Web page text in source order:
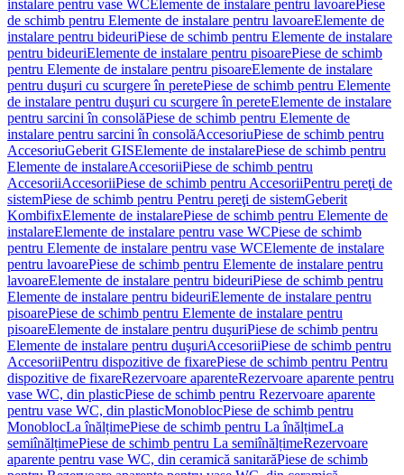
instalare pentru vase WCElemente de instalare pentru lavoarePiese
de schimb pentru Elemente de instalare pentru lavoareElemente de
instalare pentru bideuriPiese de schimb pentru Elemente de instalare
pentru bideuriElemente de instalare pentru pisoarePiese de schimb
pentru Elemente de instalare pentru pisoareElemente de instalare
pentru duşuri cu scurgere în peretePiese de schimb pentru Elemente
de instalare pentru duşuri cu scurgere în pereteElemente de instalare
pentru sarcini în consolăPiese de schimb pentru Elemente de
instalare pentru sarcini în consolăAccesoriuPiese de schimb pentru
AccesoriuGeberit GISElemente de instalarePiese de schimb pentru
Elemente de instalareAccesoriiPiese de schimb pentru
AccesoriiAccesoriiPiese de schimb pentru AccesoriiPentru pereţi de
sistemPiese de schimb pentru Pentru pereţi de sistemGeberit
KombifixElemente de instalarePiese de schimb pentru Elemente de
instalareElemente de instalare pentru vase WCPiese de schimb
pentru Elemente de instalare pentru vase WCElemente de instalare
pentru lavoarePiese de schimb pentru Elemente de instalare pentru
lavoareElemente de instalare pentru bideuriPiese de schimb pentru
Elemente de instalare pentru bideuriElemente de instalare pentru
pisoarePiese de schimb pentru Elemente de instalare pentru
pisoareElemente de instalare pentru duşuriPiese de schimb pentru
Elemente de instalare pentru duşuriAccesoriiPiese de schimb pentru
AccesoriiPentru dispozitive de fixarePiese de schimb pentru Pentru
dispozitive de fixareRezervoare aparenteRezervoare aparente pentru
vase WC, din plasticPiese de schimb pentru Rezervoare aparente
pentru vase WC, din plasticMonoblocPiese de schimb pentru
MonoblocLa înălțimePiese de schimb pentru La înălțimeLa
semiînălțimePiese de schimb pentru La semiînălțimeRezervoare
aparente pentru vase WC, din ceramică sanitarăPiese de schimb